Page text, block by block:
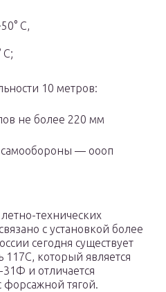
С,
С;
10 метров:
не более 220 мм
— оооп
технических
с установкой более
сегодня существует
который является
и отличается
форсажной тягой.